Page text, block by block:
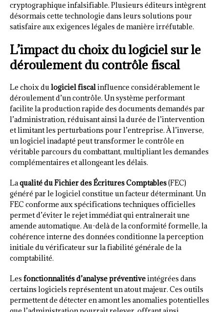
cryptographique infalsifiable. Plusieurs éditeurs intègrent
désormais cette technologie dans leurs solutions pour
satisfaire aux exigences légales de manière irréfutable.
L’impact du choix du logiciel sur le
déroulement du contrôle fiscal
Le choix dulogiciel fiscalinfluence considérablement le
déroulement d’un contrôle. Un système performant
facilite la production rapide des documents demandés par
l’administration, réduisant ainsi la durée de l’intervention
et limitant les perturbations pour l’entreprise. À l’inverse,
un logiciel inadapté peut transformer le contrôle en
véritable parcours du combattant, multipliant les demandes
complémentaires et allongeant les délais.
Laqualité du Fichier des Écritures Comptables(FEC)
généré par le logiciel constitue un facteur déterminant. Un
FEC conforme aux spécifications techniques officielles
permet d’éviter le rejet immédiat qui entraînerait une
amende automatique. Au-delà de la conformité formelle, la
cohérence interne des données conditionne la perception
initiale du vérificateur sur la fiabilité générale de la
comptabilité.
Les fonctionnalités d’analyse préventiveintégrées dans
certains logiciels représentent un atout majeur. Ces outils
permettent de détecter en amont les anomalies potentielles